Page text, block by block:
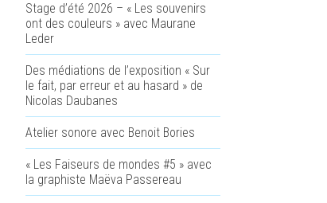
Stage d’été 2026 – « Les souvenirs
ont des couleurs » avec Maurane
Leder
Des médiations de l’exposition « Sur
le fait, par erreur et au hasard » de
Nicolas Daubanes
Atelier sonore avec Benoit Bories
« Les Faiseurs de mondes #5 » avec
la graphiste Maëva Passereau